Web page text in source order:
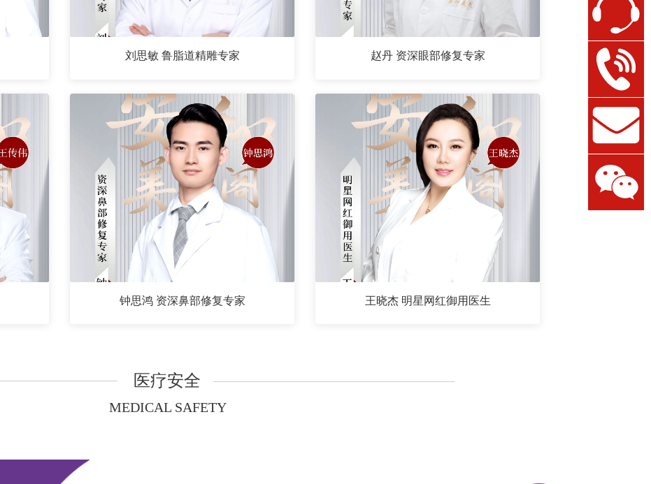
刘思敏 鲁脂道精雕专家 赵丹 资深眼部修复专家
钟思鸿 资深鼻部修复专家 王晓杰 明星网红御用医生
医疗安全
MEDICAL SAFETY